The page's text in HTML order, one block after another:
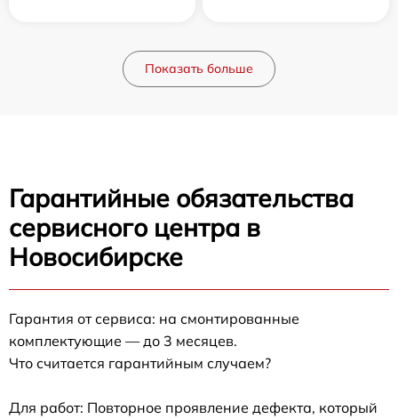
Показать больше
Гарантийные обязательства
сервисного центра в
Новосибирске
Гарантия от сервиса: на смонтированные
комплектующие — до 3 месяцев.
Что считается гарантийным случаем?
Для работ: Повторное проявление дефекта, который